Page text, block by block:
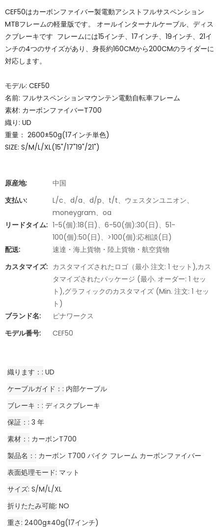
CEF50はカーボンファイバー製電動アシストフルサスペンション
MTBフレームの軽量版です。 オールインターナルケーブル、ディス
クブレーキです フレームには15インチ、17インチ、19インチ、21イ
ンチの4つのサイズがあり、身長約160CMから200CMのライダーに
対応します。
モデル: CEF50
名前: フルサスペンションマウンテン電動自転車フレーム
素材: カーボンファイバーT700
織り: UD
重量： 2600±50g(17インチ単色)
SIZE: S/M/L/XL(15"/17"19"/21")
原産地:
中国
支払い:
L/c、d/a、d/p、t/t、ウェスタンユニオン、
moneygram、oa
リードタイム: 1-5(個):18(日)、6-50(個):30(日)、51-
100(個):50(日)、>100(個):応相談(日)
配送:
速達・海上貨物・陸上貨物・航空貨物
カスタマイズ: カスタマイズされたロゴ（最小 注文: 1 セット),カス
タマイズされたパッケージ (最小. オーダー: 1 セッ
ト),グラフィックのカスタマイズ (Min. 注文: 1 セッ
ト)
ブランド名:
ピナワークス
モデル番号:
CEF50
織ります：
UD
ケーブルガイド：
内部ケーブル
ブレーキ：
ディスクブレーキ
保証：
3 年
素材：
カーボンT700
製品名：
カーボン T700 バイク フレーム カーボンファイバー
表面処理モード マット
サイズ S/M/L/XL
折りたたみ可能 NO
重さ 2400g±40g(17インチ)